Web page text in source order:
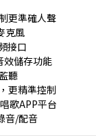
更準確人聲
克風
接口
效儲存功能
聽
更精準控制
歌APP平台
音/配音